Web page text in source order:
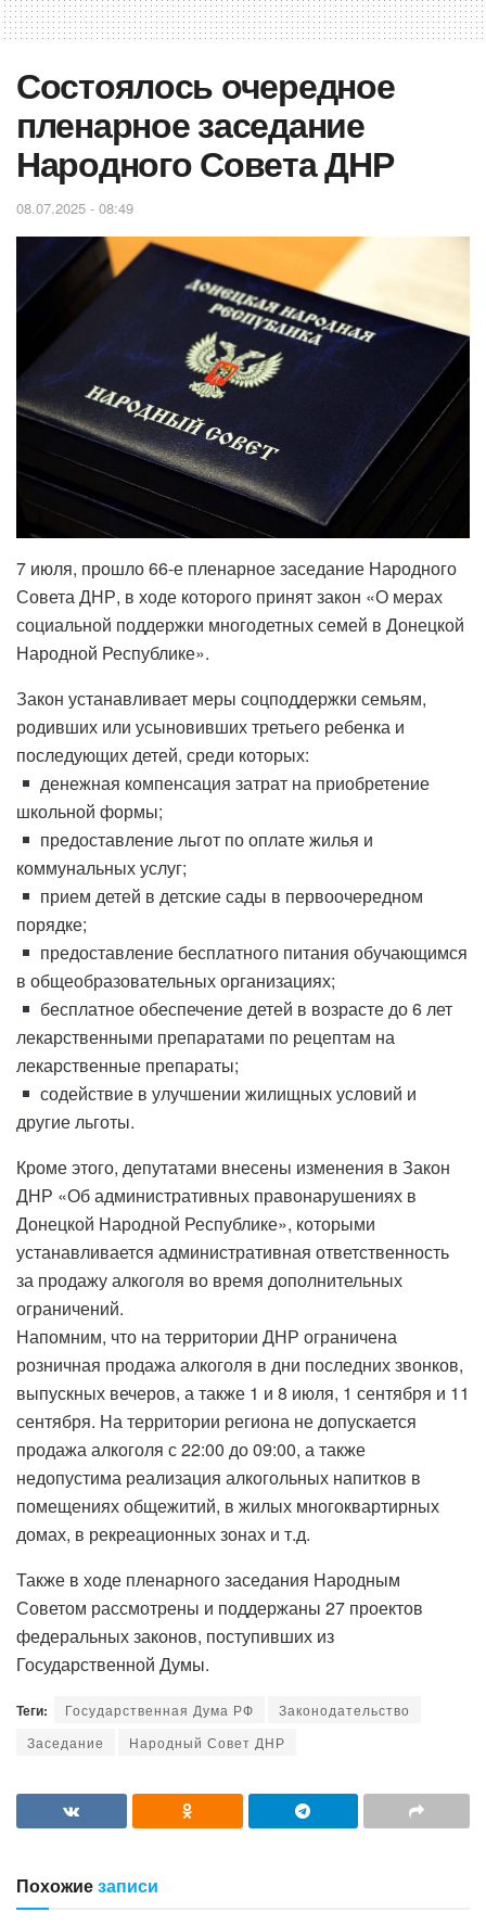
Состоялось очередное
пленарное заседание
Народного Совета ДНР
08.07.2025 - 08:49
7 июля, прошло 66-е пленарное заседание Народного
Совета ДНР, в ходе которого принят закон «О мерах
социальной поддержки многодетных семей в Донецкой
Народной Республике».
Закон устанавливает меры соцподдержки семьям,
родивших или усыновивших третьего ребенка и
последующих детей, среди которых:
денежная компенсация затрат на приобретение
школьной формы;
предоставление льгот по оплате жилья и
коммунальных услуг;
прием детей в детские сады в первоочередном
порядке;
предоставление бесплатного питания обучающимся
в общеобразовательных организациях;
бесплатное обеспечение детей в возрасте до 6 лет
лекарственными препаратами по рецептам на
лекарственные препараты;
содействие в улучшении жилищных условий и
другие льготы.
Кроме этого, депутатами внесены изменения в Закон
ДНР «Об административных правонарушениях в
Донецкой Народной Республике», которыми
устанавливается административная ответственность
за продажу алкоголя во время дополнительных
ограничений.
Напомним, что на территории ДНР ограничена
розничная продажа алкоголя в дни последних звонков,
выпускных вечеров, а также 1 и 8 июля, 1 сентября и 11
сентября. На территории региона не допускается
продажа алкоголя с 22:00 до 09:00, а также
недопустима реализация алкогольных напитков в
помещениях общежитий, в жилых многоквартирных
домах, в рекреационных зонах и т.д.
Также в ходе пленарного заседания Народным
Советом рассмотрены и поддержаны 27 проектов
федеральных законов, поступивших из
Государственной Думы.
Теги: Государственная Дума РФ
Законодательство
Заседание
Народный Совет ДНР
Похожиезаписи